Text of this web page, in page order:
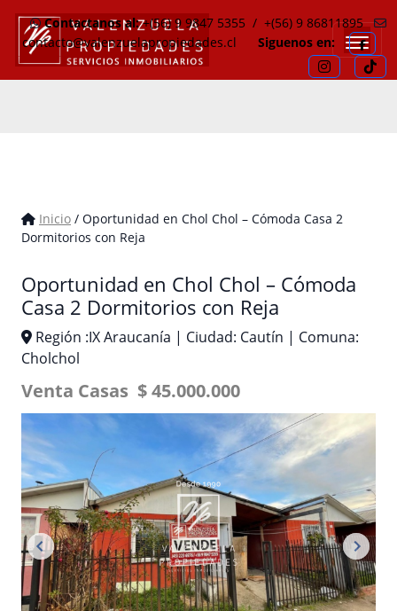
Contactanos al:+(56) 9 9847 5355 / +(56) 9 86811895
contacto@valenzuelapropiedades.cl
Siguenos en:
Inicio / Oportunidad en Chol Chol – Cómoda Casa 2
Dormitorios con Reja
Oportunidad en Chol Chol – Cómoda
Casa 2 Dormitorios con Reja
Región :IX Araucanía | Ciudad: Cautín | Comuna:
Cholchol
Venta Casas $ 45.000.000
Hola bienvenidos a ChatBot-Ia el chat con Ia.
En línea • Respondo en segundos
Hola bienvenidos a Valenzuela Propiedades
📅 ¿Cómo funciona la visita?
🏠 ¿Conviene comprar o arrendar en mi caso?
👉Buscar propiedad 👉 ¿Qué gastos extra debo considerar?
👉Ajustar presupuesto